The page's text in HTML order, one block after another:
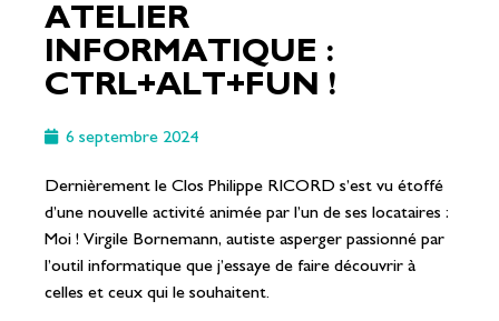
ATELIER
INFORMATIQUE :
CTRL+ALT+FUN !
6 septembre 2024
Dernièrement le Clos Philippe RICORD s’est vu étoffé
d’une nouvelle activité animée par l’un de ses locataires :
Moi ! Virgile Bornemann, autiste asperger passionné par
l’outil informatique que j’essaye de faire découvrir à
celles et ceux qui le souhaitent.